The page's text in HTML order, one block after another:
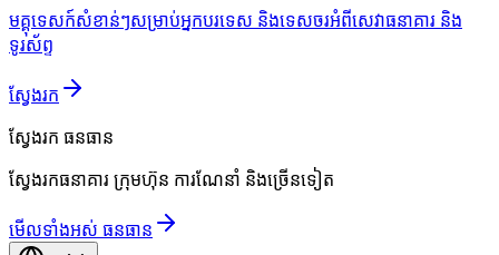
មគ្គុទេសក៍សំខាន់ៗសម្រាប់អ្នកបរទេស និងទេសចរអំពីសេវាធនាគារ និង
ទូរស័ព្ទ
ស្វែងរក
ស្វែងរក ធនធាន
ស្វែងរកធនាគារ ក្រុមហ៊ុន ការណែនាំ និងច្រើនទៀត
មើលទាំងអស់ ធនធាន